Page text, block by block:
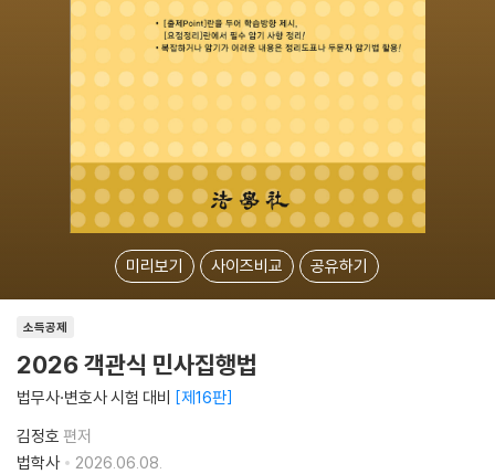
미리보기 사이즈비교 공유하기
소득공제
2026 객관식 민사집행법
법무사·변호사 시험 대비 제16판
김정호 편저
법학사
2026.06.08.